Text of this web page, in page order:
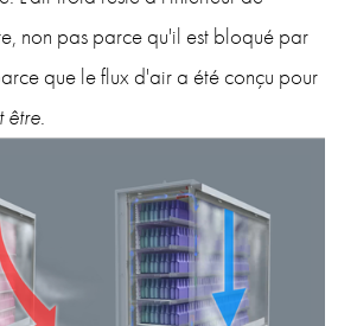
non pas parce qu'il est bloqué par
une porte, mais parce que le flux d'air a été conçu pour
être.